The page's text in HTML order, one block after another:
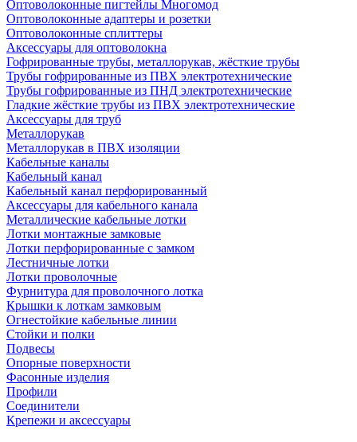
Оптоволоконные пигтейлы Многомод
Оптоволоконные адаптеры и розетки
Оптоволоконные сплиттеры
Аксессуары для оптоволокна
Гофрированные трубы, металлорукав, жёсткие трубы
Трубы гофрированные из ПВХ электротехнические
Трубы гофрированные из ПНД электротехнические
Гладкие жёсткие трубы из ПВХ электротехнические
Аксессуары для труб
Металлорукав
Металлорукав в ПВХ изоляции
Кабельные каналы
Кабельный канал
Кабельный канал перфорированный
Аксессуары для кабельного канала
Металлические кабельные лотки
Лотки монтажные замковые
Лотки перфорированные с замком
Лестничные лотки
Лотки проволочные
Фурнитура для проволочного лотка
Крышки к лоткам замковым
Огнестойкие кабельные линии
Стойки и полки
Подвесы
Опорные поверхности
Фасонные изделия
Профили
Соединители
Крепежи и аксессуары